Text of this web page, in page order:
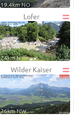
19.4km NO
Lofer
24km N
Wilder Kaiser
26km NW